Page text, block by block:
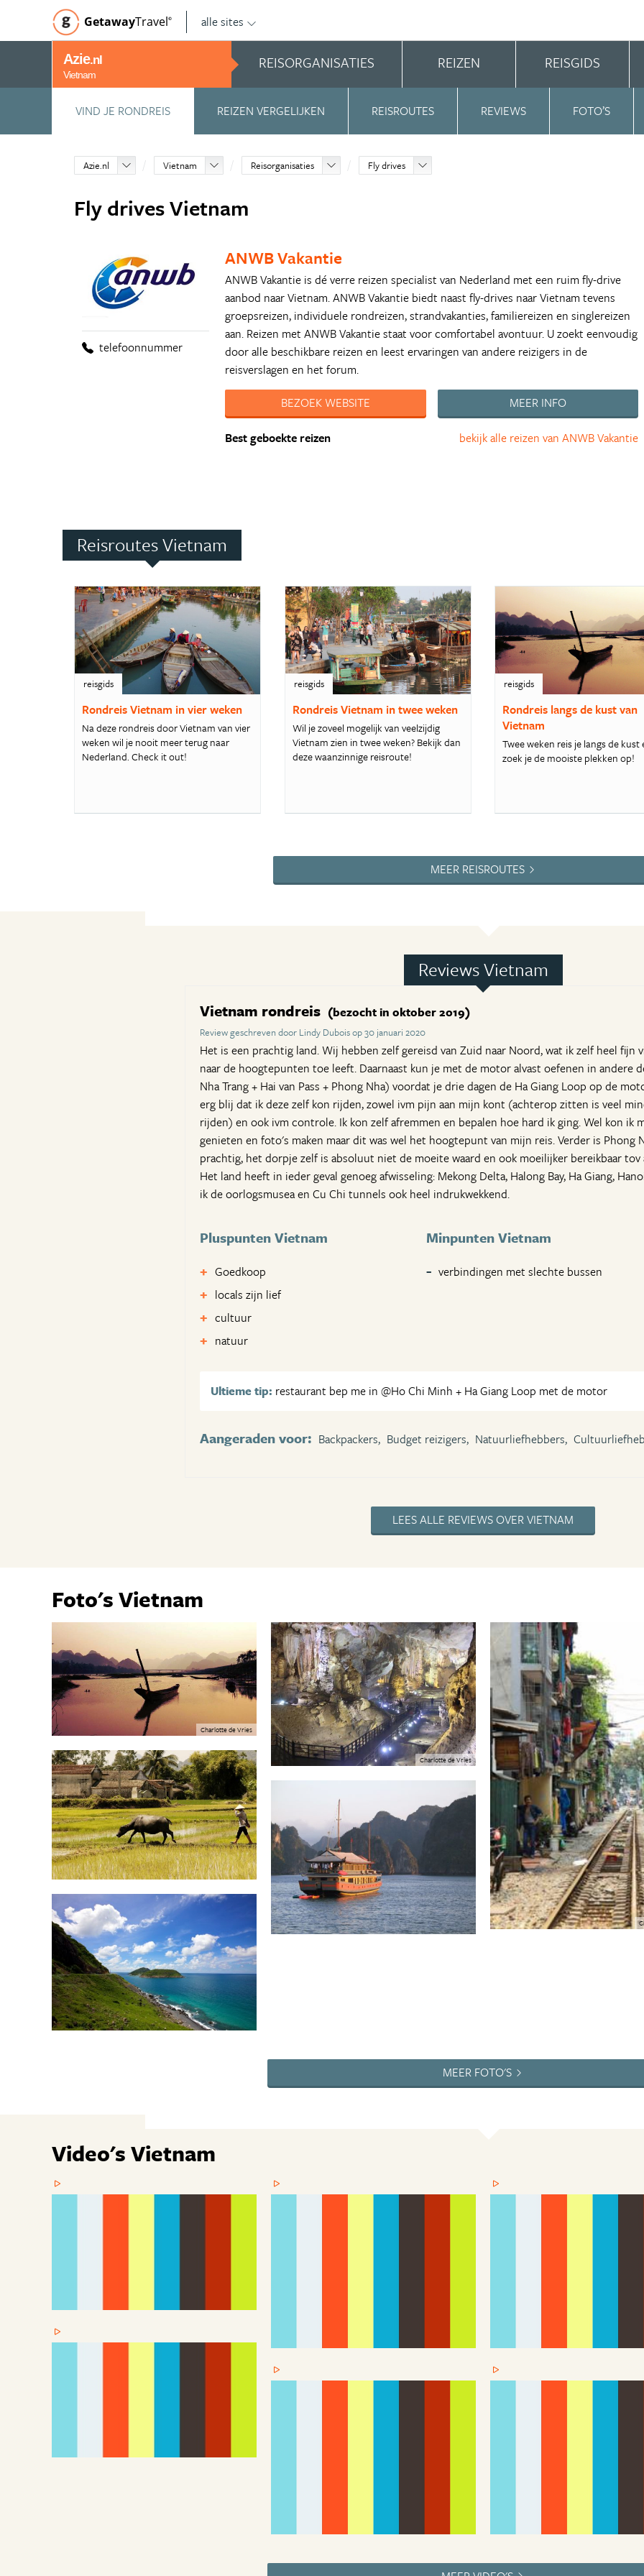
GetawayTravel© alle sites
Azie.nl
Vietnam
REISORGANISATIES REIZEN REISGIDS
VIND JE RONDREIS REIZEN VERGELIJKEN REISROUTES REVIEWS FOTO’S
Azie.nl Vietnam Reisorganisaties Fly drives
Fly drives Vietnam
telefoonnummer
ANWB Vakantie
ANWB Vakantie is dé verre reizen specialist van Nederland met een ruim fly-drive
aanbod naar Vietnam. ANWB Vakantie biedt naast fly-drives naar Vietnam tevens
groepsreizen, individuele rondreizen, strandvakanties, familiereizen en singlereizen
aan. Reizen met ANWB Vakantie staat voor comfortabel avontuur. U zoekt eenvoudig
door alle beschikbare reizen en leest ervaringen van andere reizigers in de
reisverslagen en het forum.
BEZOEK WEBSITE
MEER INFO
bekijk alle reizen van ANWB Vakantie
Best geboekte reizen
Reisroutes Vietnam
reisgids
Rondreis Vietnam in vier weken
Na deze rondreis door Vietnam van vier
weken wil je nooit meer terug naar
Nederland. Check it out!
reisgids
Rondreis Vietnam in twee weken
Wil je zoveel mogelijk van veelzijdig
Vietnam zien in twee weken? Bekijk dan
deze waanzinnige reisroute!
reisgids
Rondreis langs de kust van
Vietnam
Twee weken reis je langs de kust
zoek je de mooiste plekken op!
MEER REISROUTES
Reviews Vietnam
Vietnam rondreis (bezocht in oktober 2019)
Review geschreven door Lindy Dubois op 30 januari 2020
Het is een prachtig land. Wij hebben zelf gereisd van Zuid naar Noord, wat ik zelf heel fijn
naar de hoogtepunten toe leeft. Daarnaast kun je met de motor alvast oefenen in andere
Nha Trang + Hai van Pass + Phong Nha) voordat je drie dagen de Ha Giang Loop op de
erg blij dat ik deze zelf kon rijden, zowel ivm pijn aan mijn kont (achterop zitten is veel
rijden) en ook ivm controle. Ik kon zelf afremmen en bepalen hoe hard ik ging. Wel kon ik
genieten en foto's maken maar dit was wel het hoogtepunt van mijn reis. Verder is Phong
prachtig, het dorpje zelf is absoluut niet de moeite waard en ook moeilijker bereikbaar
Het land heeft in ieder geval genoeg afwisseling: Mekong Delta, Halong Bay, Ha Giang,
ik de oorlogsmusea en Cu Chi tunnels ook heel indrukwekkend.
Pluspunten Vietnam
Goedkoop
locals zijn lief
cultuur
natuur
Minpunten Vietnam
verbindingen met slechte bussen
Ultieme tip: restaurant bep me in @Ho Chi Minh + Ha Giang Loop met de motor
Aangeraden voor: Backpackers, Budget reizigers, Natuurliefhebbers,
LEES ALLE REVIEWS OVER VIETNAM
Foto's Vietnam
Charlotte de Vries
Charlotte de Vries
MEER FOTO'S
Video's Vietnam